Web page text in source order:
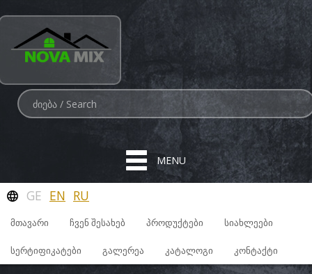
MENU
GE EN RU
ᲛᲗᲐᲕᲐᲠᲘ ᲩᲕᲔᲜ ᲨᲔᲡᲐᲮᲔᲑ ᲞᲠᲝᲓᲣᲥᲢᲔᲑᲘ ᲡᲘᲐᲮᲚᲔᲔᲑᲘ
ᲡᲔᲠᲢᲘᲤᲘᲙᲐᲢᲔᲑᲘ ᲒᲐᲚᲔᲠᲔᲐ ᲙᲐᲢᲐᲚᲝᲒᲘ ᲙᲝᲜᲢᲐᲥᲢᲘ